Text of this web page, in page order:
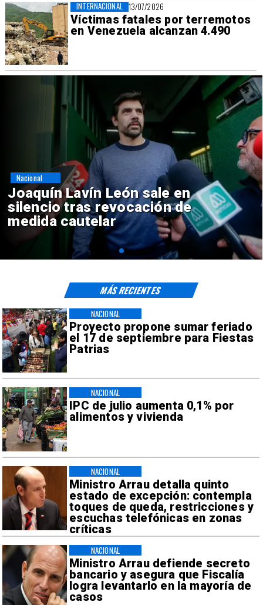
13/07/2026
Víctimas fatales por terremotos
en Venezuela alcanzan 4.490
INTERNACIONAL
Chile y Venezuela formalizan
reinicio de relaciones
consulares
Nacional
Proyecto propone sumar feriado
el 17 de septiembre para Fiestas
Patrias
NACIONAL
IPC de julio aumenta 0,1% por
alimentos y vivienda
NACIONAL
Ministro Arrau detalla quinto
estado de excepción: contempla
toques de queda, restricciones y
escuchas telefónicas en zonas
críticas
NACIONAL
Ministro Arrau defiende secreto
bancario y asegura que Fiscalía
logra levantarlo en la mayoría de
casos
NACIONAL
MÁS RECIENTES